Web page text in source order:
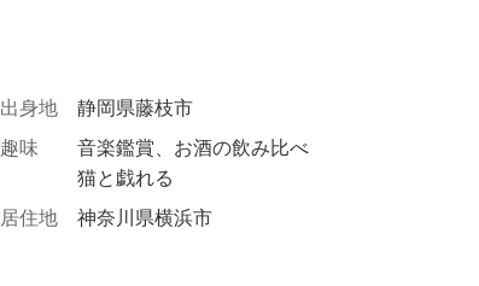
出身地
静岡県藤枝市
趣味
音楽鑑賞、お酒の飲み比べ
猫と戯れる
居住地
神奈川県横浜市